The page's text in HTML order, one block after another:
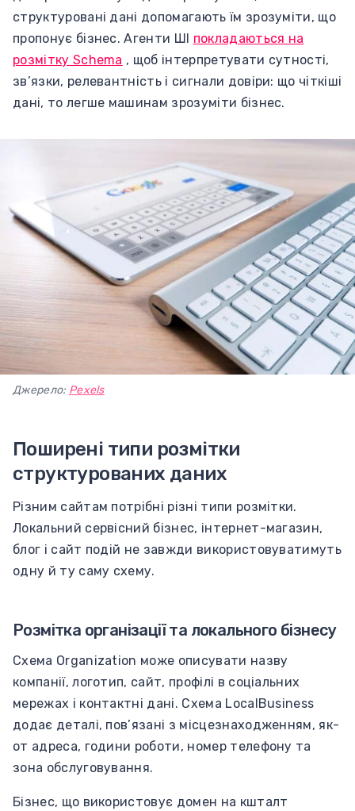
структуровані дані допомагають їм зрозуміти, що
пропонує бізнес. Агенти ШІ покладаються на
розмітку Schema , щоб інтерпретувати сутності,
зв’язки, релевантність і сигнали довіри: що чіткіші
дані, то легше машинам зрозуміти бізнес.
Джерело: Pexels
Поширені типи розмітки
структурованих даних
Різним сайтам потрібні різні типи розмітки.
Локальний сервісний бізнес, інтернет-магазин,
блог і сайт подій не завжди використовуватимуть
одну й ту саму схему.
Розмітка організації та локального бізнесу
Схема Organization може описувати назву
компанії, логотип, сайт, профілі в соціальних
мережах і контактні дані. Схема LocalBusiness
додає деталі, пов’язані з місцезнаходженням, як-
от адреса, години роботи, номер телефону та
зона обслуговування.
Бізнес, що використовує домен на кшталт